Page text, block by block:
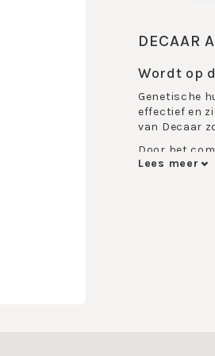
DECAAR
Wordt op
Genetische
effectief en
van Decaar
Door het
ongekende
Lees meer